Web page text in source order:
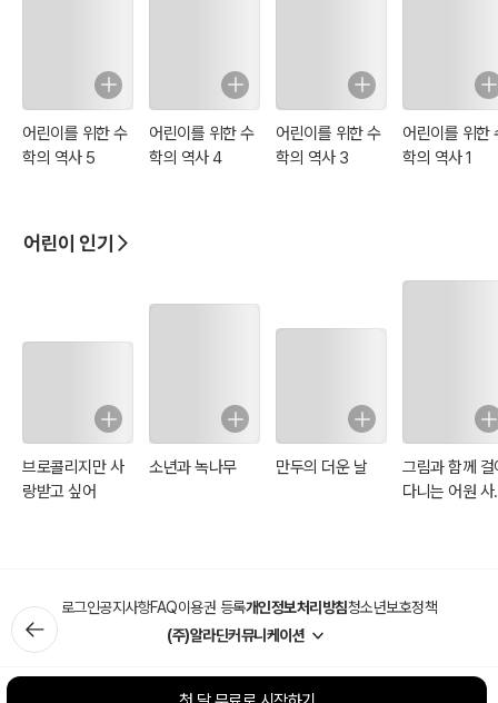
어린이를 위한 수
학의 역사 5
어린이를 위한 수
학의 역사 4
어린이를 위한 수
학의 역사 3
어린이를 위한
학의 역사 1
어린이 인기
브로콜리지만 사
랑받고 싶어
소년과 녹나무 만두의 더운 날
그림과 함께 걸
다니는 어원 사
로그인공지사항FAQ이용권 등록개인정보처리방침청소년보호정책
(주)알라딘커뮤니케이션